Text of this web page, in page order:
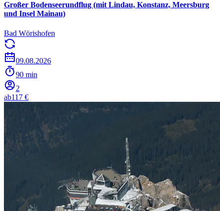
Großer Bodenseerundflug (mit Lindau, Konstanz, Meersburg
und Insel Mainau)
Bad Wörishofen
09.08.2026
90 min
2
ab117 €